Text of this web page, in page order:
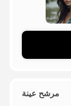
الاستعراض
المدونة
مرشح عينة